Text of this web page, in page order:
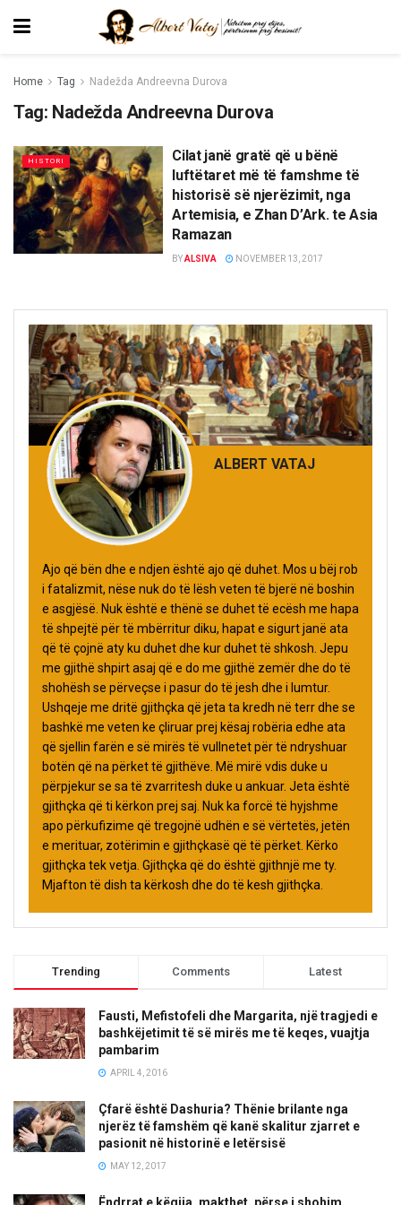
Home Tag Nadežda Andreevna Durova
Tag: Nadežda Andreevna Durova
HISTORI
Cilat janë gratë që u bënë
luftëtaret më të famshme të
historisë së njerëzimit, nga
Artemisia, e Zhan D’Ark. te Asia
Ramazan
BYALSIVA NOVEMBER 13, 2017
ALBERT VATAJ
Ajo që bën dhe e ndjen është ajo që duhet. Mos u bëj rob
i fatalizmit, nëse nuk do të lësh veten të bjerë në boshin
e asgjësë. Nuk është e thënë se duhet të ecësh me hapa
të shpejtë për të mbërritur diku, hapat e sigurt janë ata
që të çojnë aty ku duhet dhe kur duhet të shkosh. Jepu
me gjithë shpirt asaj që e do me gjithë zemër dhe do të
shohësh se përveçse i pasur do të jesh dhe i lumtur.
Ushqeje me dritë gjithçka që jeta ta kredh në terr dhe se
bashkë me veten ke çliruar prej kësaj robëria edhe ata
që sjellin farën e së mirës të vullnetet për të ndryshuar
botën që na përket të gjithëve. Më mirë vdis duke u
përpjekur se sa të zvarritesh duke u ankuar. Jeta është
gjithçka që ti kërkon prej saj. Nuk ka forcë të hyjshme
apo përkufizime që tregojnë udhën e së vërtetës, jetën
e merituar, zotërimin e gjithçkasë që të përket. Kërko
gjithçka tek vetja. Gjithçka që do është gjithnjë me ty.
Mjafton të dish ta kërkosh dhe do të kesh gjithçka.
Trending Comments Latest
Fausti, Mefistofeli dhe Margarita, një tragjedi e
bashkëjetimit të së mirës me të keqes, vuajtja
pambarim
APRIL 4, 2016
Çfarë është Dashuria? Thënie brilante nga
njerëz të famshëm që kanë skalitur zjarret e
pasionit në historinë e letërsisë
MAY 12, 2017